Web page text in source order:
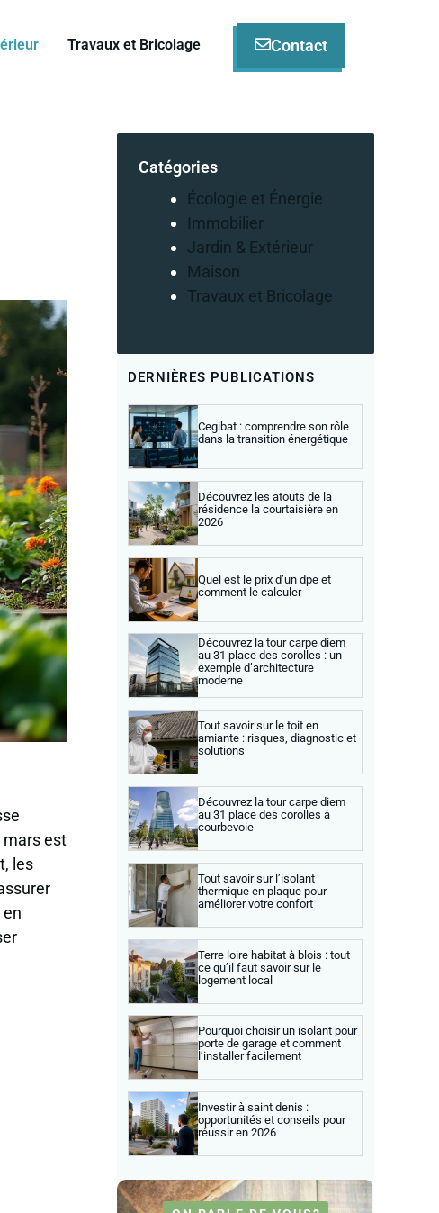
Travaux et Bricolage Contact
mars est
les
Catégories
Écologie et Énergie
Immobilier
Jardin & Extérieur
Maison
Travaux et Bricolage
DERNIÈRES PUBLICATIONS
Cegibat : comprendre son rôle
dans la transition énergétique
Découvrez les atouts de la
résidence la courtaisière en
2026
Quel est le prix d’un dpe et
comment le calculer
Découvrez la tour carpe diem
au 31 place des corolles : un
exemple d’architecture
moderne
Tout savoir sur le toit en
amiante : risques, diagnostic et
solutions
Découvrez la tour carpe diem
au 31 place des corolles à
courbevoie
Tout savoir sur l’isolant
thermique en plaque pour
améliorer votre confort
Terre loire habitat à blois : tout
ce qu’il faut savoir sur le
logement local
Pourquoi choisir un isolant pour
porte de garage et comment
l’installer facilement
Investir à saint denis :
opportunités et conseils pour
réussir en 2026